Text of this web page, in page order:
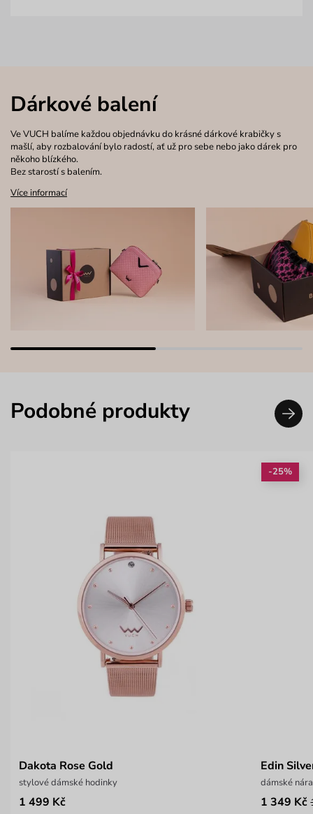
Dárkové balení
Ve VUCH balíme každou objednávku do krásné dárkové krabičky s
mašlí, aby rozbalování bylo radostí, ať už pro sebe nebo jako dárek pro
někoho blízkého.
Bez starostí s balením.
Více informací
Podobné produkty
Dakota Rose Gold
stylové dámské hodinky
1 499 Kč
-25%
Edin
dámské
1 349 Kč